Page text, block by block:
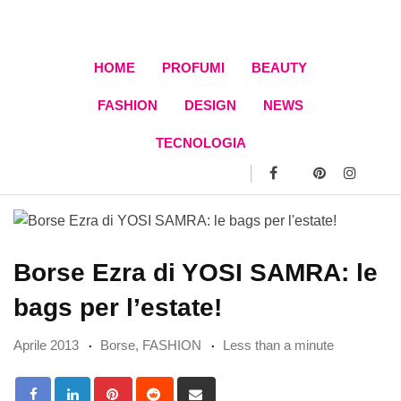
HOME PROFUMI BEAUTY
FASHION DESIGN NEWS
TECNOLOGIA
Borse Ezra di YOSI SAMRA: le
bags per l’estate!
Aprile 2013 Borse, FASHION Less than a minute
PinterestReddit